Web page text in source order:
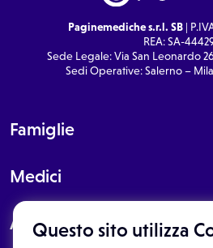
Questo sito utilizza
Paginemediche s.r.l. SB|
REA: SA-
Sede Legale: Via San Leonardo
Sedi Operative: Salerno –
Famiglie
Medici
About